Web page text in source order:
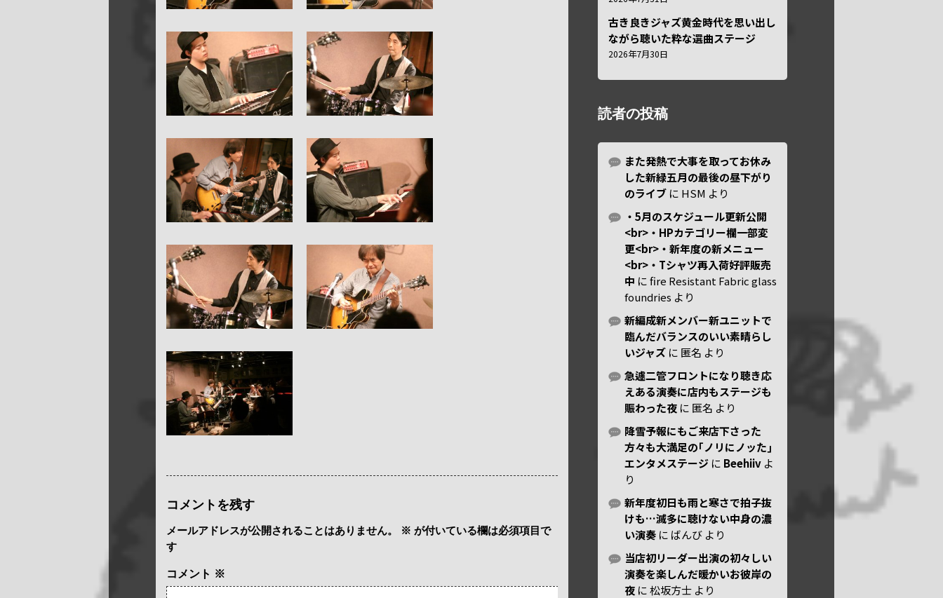
コメントを残す
メールアドレスが公開されることはありません。 ※ が付いている欄は必須項目で
す
コメント ※
古き良きジャズ黄金時代を思い出し
ながら聴いた粋な選曲ステージ
2026年7月30日
読者の投稿
また発熱で大事を取ってお休み
した新緑五月の最後の昼下がり
のライブ に HSM より
・5月のスケジュール更新公開
<br>・HPカテゴリー欄一部変
更<br>・新年度の新メニュー
<br>・Tシャツ再入荷好評販売
中 にfire Resistant Fabric glass
foundries より
新編成新メンバー新ユニットで
臨んだバランスのいい素晴らし
いジャズ に 匿名 より
急遽二管フロントになり聴き応
えある演奏に店内もステージも
賑わった夜 に 匿名 より
降雪予報にもご来店下さった
方々も大満足の｢ノリにノッた｣
エンタメステージ に Beehiiv よ
り
新年度初日も雨と寒さで拍子抜
けも…滅多に聴けない中身の濃
い演奏 に ばんび より
当店初リーダー出演の初々しい
演奏を楽しんだ暖かいお彼岸の
夜 に松坂方士 より